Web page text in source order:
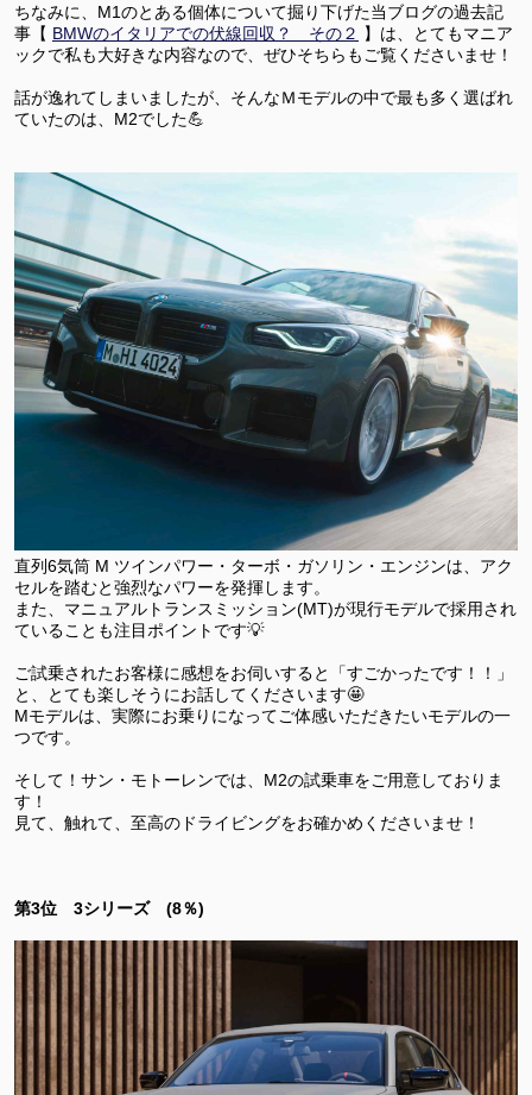
ちなみに、M1のとある個体について掘り下げた当ブログの過去記
事【 BMWのイタリアでの伏線回収？ その２ 】は、とてもマニア
ックで私も大好きな内容なので、ぜひそちらもご覧くださいませ！
話が逸れてしまいましたが、そんなＭモデルの中で最も多く選ばれ
ていたのは、M2でした💪
直列6気筒 M ツインパワー・ターボ・ガソリン・エンジンは、アク
セルを踏むと強烈なパワーを発揮します。
また、マニュアルトランスミッション(MT)が現行モデルで採用され
ていることも注目ポイントです💡
ご試乗されたお客様に感想をお伺いすると「すごかったです！！」
と、とても楽しそうにお話してくださいます🤩
Mモデルは、実際にお乗りになってご体感いただきたいモデルの一
つです。
そして！サン・モトーレンでは、M2の試乗車をご用意しておりま
す！
見て、触れて、至高のドライビングをお確かめくださいませ！
第3位 3シリーズ (8％)